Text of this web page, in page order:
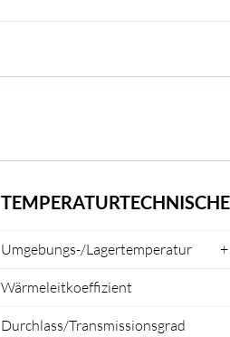
Umgebungs-/Lagertemperatur
Wärmeleitkoeffizient
Durchlass/Transmissionsgrad